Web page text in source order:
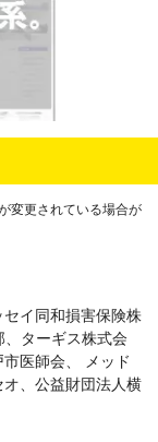
変更されている場合が
イ同和損害保険株
ターギス株式会
医師会、 メッド
、公益財団法人横